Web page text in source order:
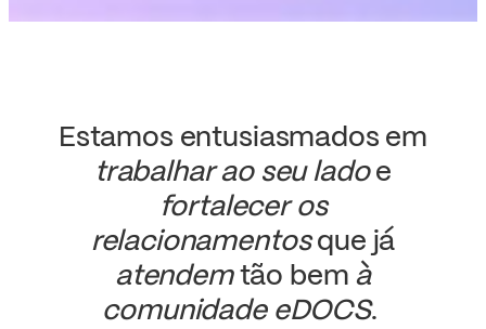
Estamos entusiasmados em
trabalhar ao seu ladoe
fortalecer os
relacionamentosque já
atendemtão bem à
comunidade eDOCS. ​